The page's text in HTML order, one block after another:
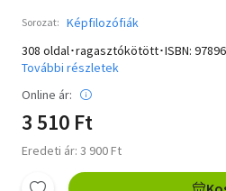
Sorozat: Képfilozófiák
308 oldal･ragasztókötött･ISBN:
További részletek
Online ár:
3 510 Ft
Eredeti ár: 3 900 Ft